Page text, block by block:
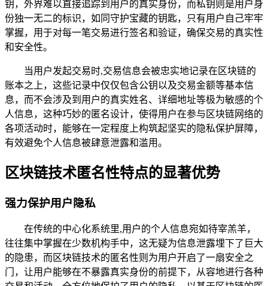
钥，外界难以直接追踪到用户的真实身份，而私钥则是用户身
份独一无二的标识，如同守护宝藏的钥匙，只有用户自己牢牢
掌握，用于对每一笔交易进行签名和验证，确保交易的真实性
和安全性。
当用户发起交易时,交易信息会被忠实地记录在区块链的
账本之上，这些记录中仅仅包含公钥以及交易金额等基本信
息，而不会涉及到用户的真实姓名、详细地址等极为敏感的个
人信息，这种巧妙的匿名设计，使得用户在参与区块链网络的
各项活动时，能够在一定程度上构筑起坚实的隐私保护屏障，
有效避免个人信息被肆意泄露和滥用。
区块链技术匿名性特点的显著优势
强力保护用户隐私
在传统的中心化系统里,用户的个人信息宛如待宰羔羊，
往往集中掌握在少数机构手中，这无疑为信息泄露埋下了巨大
的隐患，而区块链技术的匿名性则为用户开启了一扇安全之
门，让用户能够在不暴露真实身份的前提下，从容地进行各种